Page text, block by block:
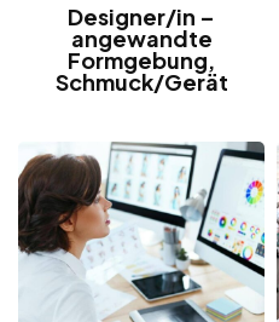
Designer/in –
angewandte
Formgebung,
Schmuck/Gerät